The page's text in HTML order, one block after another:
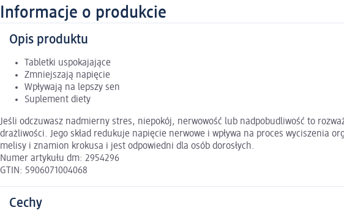
Informacje o produkcie
Opis produktu
Tabletki uspokajające
Zmniejszają napięcie
Wpływają na lepszy sen
Suplement diety
Jeśli odczuwasz nadmierny stres, niepokój, nerwowość lub nadpobudliwość to
drażliwości. Jego skład redukuje napięcie nerwowe i wpływa na proces wyciszenia
melisy i znamion krokusa i jest odpowiedni dla osób dorosłych.
Numer artykułu dm: 2954296
GTIN: 5906071004068
Cechy